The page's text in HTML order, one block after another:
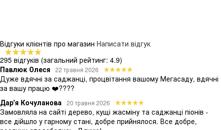
Відгуки клієнтів про магазин Написати відгук
295 відгуків (загальний рейтинг: 4.9)
Павлюк Олеся
22 травня 2026
Дуже вдячні за саджанці, процвітання вашому Мегасаду, вдячні
за вашу працю ❤️????
Дар'я Кочуланова 20 травня 2026
Замовляла на сайті дерево, кущі жасміну та саджанці піонів -
все дійшло у гарному стані, добре прийнялося. Все добре,